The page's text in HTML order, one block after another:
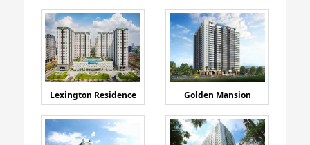
Lexington Residence Golden Mansion